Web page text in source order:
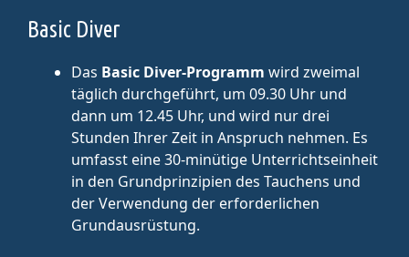
Basic Diver
Das Basic Diver-Programm wird zweimal
täglich durchgeführt, um 09.30 Uhr und
dann um 12.45 Uhr, und wird nur drei
Stunden Ihrer Zeit in Anspruch nehmen. Es
umfasst eine 30-minütige Unterrichtseinheit
in den Grundprinzipien des Tauchens und
der Verwendung der erforderlichen
Grundausrüstung.